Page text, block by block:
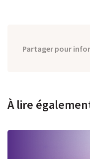
Partager pour
À lire